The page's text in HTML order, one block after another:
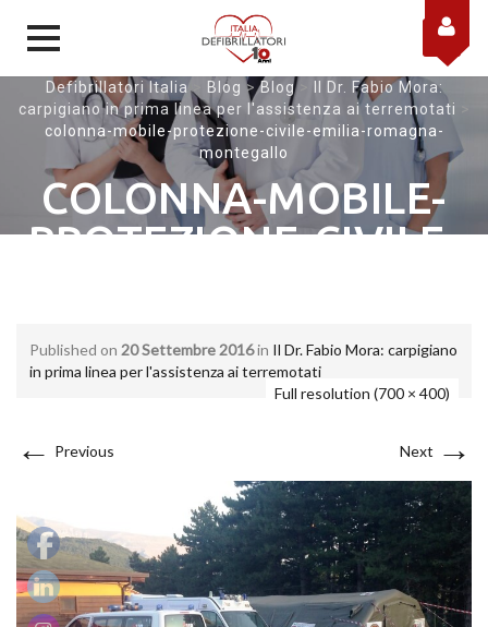
Skip to content
Defibrillatori Italia> Blog >Blog>
Il Dr. Fabio Mora:
carpigiano in prima linea per l'assistenza ai terremotati
colonna-mobile-protezione-civile-emilia-romagna-
montegallo
COLONNA-MOBILE-
PROTEZIONE-CIVILE-
Published on 20 Settembre 2016in Il Dr. Fabio Mora: carpigiano
in prima linea per l'assistenza ai terremotati
Full resolution (700 × 400)
← Previous Next →